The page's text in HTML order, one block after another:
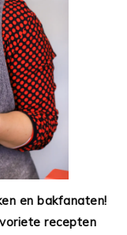
en bakfanaten!
recepten